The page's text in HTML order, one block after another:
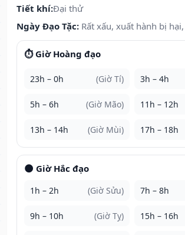
Tiết khí:Đại thử
Ngày Đạo Tặc: Rất xấu, xuất hành bị
⏱️ Giờ Hoàng đạo
23h – 0h (Giờ Tí) 3h – 4h
5h – 6h (Giờ Mão) 11h – 12h
13h – 14h (Giờ Mùi) 17h – 18h
🌑 Giờ Hắc đạo
1h – 2h (Giờ Sửu) 7h – 8h
9h – 10h (Giờ Tỵ) 15h – 16h